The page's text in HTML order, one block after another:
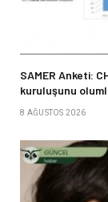
SAMER Anketi:
kuruluşunu
8 AĞUSTOS 2026